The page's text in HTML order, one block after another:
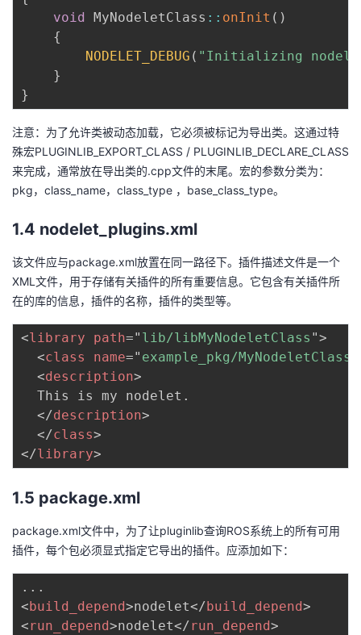
void
MyNodeletClass : : onInit ( )
{
NODELET_DEBUG ( "Initializing
}
}
注意：为了允许类被动态加载，它必须被标记为导出类。这通过特
殊宏PLUGINLIB_EXPORT_CLASS / PLUGINLIB_DECLARE_CLASS
来完成，通常放在导出类的.cpp文件的末尾。宏的参数分类为：
pkg，class_name，class_type ，base_class_type。
1.4 nodelet_plugins.xml
该文件应与package.xml放置在同一路径下。插件描述文件是一个
XML文件，用于存储有关插件的所有重要信息。它包含有关插件所
在的库的信息，插件的名称，插件的类型等。
<library path=" lib/libMyNodeletClass ">
<class name=" example_pkg/MyNodeletClass
<description>
  This is my nodelet.
</description>
</class>
</library>
1.5 package.xml
package.xml文件中，为了让pluginlib查询ROS系统上的所有可用
插件，每个包必须显式指定它导出的插件。应添加如下：
< build_depend>nodelet</ build_depend>
<run_depend>nodelet</run_depend>